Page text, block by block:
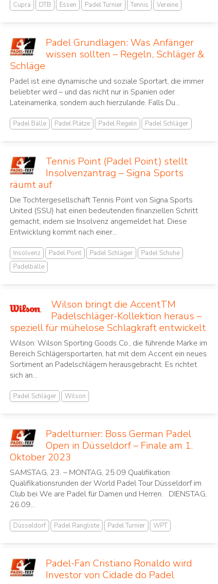
Cupra DTB Essen Padel Turnier Tennis Vereine
Padel Grundlagen: Was Anfänger
wissen sollten – Regeln, Schläger &
Schläge
Padel ist eine dynamische und soziale Sportart, die immer
beliebter wird – und das nicht nur in Spanien oder
Lateinamerika, sondern auch hierzulande. Falls Du...
Padel Bälle Padel Plätze Padel Regeln Padel Schläger
Tennis Point (Padel Point) stellt
Insolvenzantrag – Signa Sports
räumt auf
Die Tochtergesellschaft Tennis Point von Signa Sports
United (SSU) hat einen bedeutenden finanziellen Schritt
gemacht, indem sie Insolvenz angemeldet hat. Diese
Entwicklung kommt nach einer...
Insolvenz Padel Point Padel Schläger
Padel Schuhe
Padelbälle
Wilson bringt die AccentTM
Padelschläger-Kollektion heraus –
speziell für mühelose Schlagkraft entwickelt
Wilson: Wilson Sporting Goods Co., die führende Marke im
Bereich Schlägersportarten, hat mit dem Accent ein neues
Sortiment an Padelschlägern herausgebracht. Es richtet
sich an...
Padel Schläger Wilson
Padelturnier: Boss German Padel
Open in Düsseldorf – Finale am 1.
Oktober 2023
SAMSTAG, 23. – MONTAG, 25.09 Qualifikation:
Qualifikationsrunden der World Padel Tour Düsseldorf im
Club bei We are Padel für Damen und Herren. DIENSTAG,
26.09...
Düsseldorf Padel Rangliste Padel Turnier WPT
Padel-Fan Cristiano Ronaldo wird
Investor von Cidade do Padel